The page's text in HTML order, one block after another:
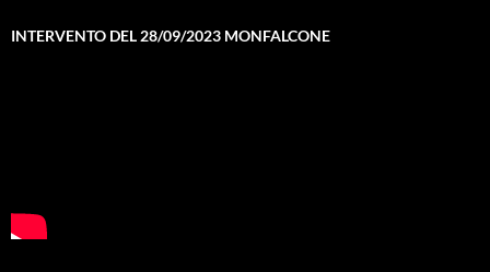
INTERVENTO DEL 28/09/2023 MONFALCONE